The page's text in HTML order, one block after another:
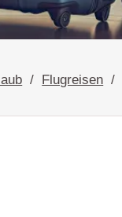
Flugreisen